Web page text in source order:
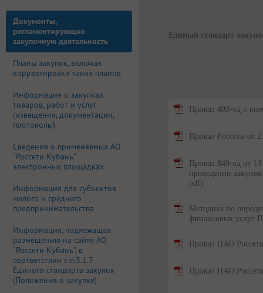
Единый стандарт
Приказ 403-од о
Приказ Россети от
Приказ 849-од от
проведении
pdf)
Методика по
финансовых услуг
Приказ ПАО
Приказ ПАО
Документы,
регламентирующие
закупочную деятельность
Планы закупок, включая
корректировки таких планов
Информация о закупках
товаров, работ и услуг
(извещения, документации,
протоколы)
Сведения о применяемых АО
"Россети Кубань"
электронных площадках
Информация для субъектов
малого и среднего
предпринимательства
Информация, подлежащая
размещению на сайте АО
"Россети Кубань", в
соответствии с п.3.1.7
Единого стандарта закупок
(Положения о закупке)